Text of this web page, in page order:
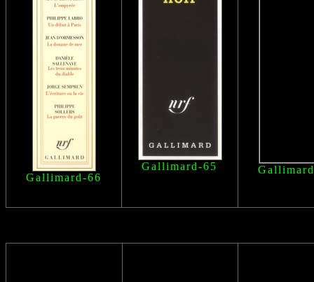
Gallimard-66
Gallimard-65